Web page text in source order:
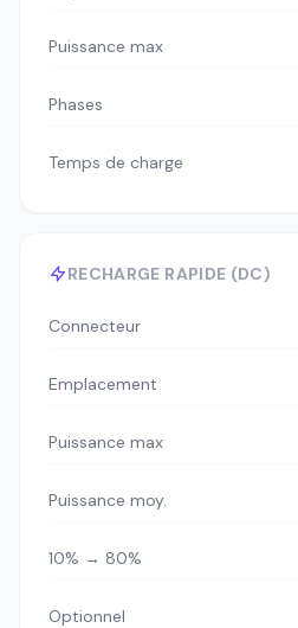
Puissance max
Phases
Temps de charge
RECHARGE RAPIDE (DC)
Connecteur
Emplacement
Puissance max
Puissance moy.
10% → 80%
Optionnel